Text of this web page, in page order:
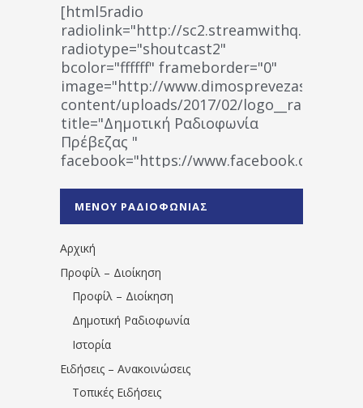
[html5radio
radiolink="http://
radiotype="shoutcast2"
bcolor="ffffff" frameborder="0"
image="http://www.dimosprevezas.gr/wp-
content/uploads/2017/02/
title="Δημοτική Ραδιοφωνία
Πρέβεζας "
facebook="https://www.facebook.com/
1531194763766854/" artist="" ]
ΜΕΝΟΥ ΡΑΔΙΟΦΩΝΙΑΣ
Αρχική
Προφίλ – Διοίκηση
Προφίλ – Διοίκηση
Δημοτική Ραδιοφωνία
Ιστορία
Ειδήσεις – Ανακοινώσεις
Τοπικές Ειδήσεις